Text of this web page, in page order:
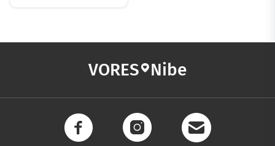
VORES Nibe